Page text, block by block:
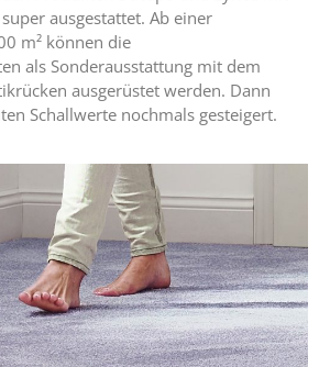
ausgestattet. Ab einer
m² können die
als Sonderausstattung mit dem
ausgerüstet werden. Dann
Schallwerte nochmals gesteigert.